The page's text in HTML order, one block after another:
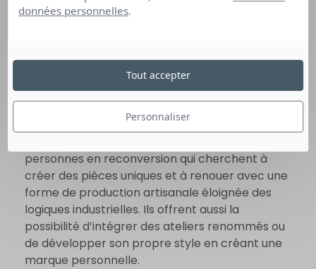
ou répare bagues, colliers, bracelets et autres
, quant à lui, travaille le cuir
pour créer des accessoires comme des sacs,
ceintures ou portefeuilles.
personnes en reconversion qui cherchent à
créer des pièces uniques et à renouer avec une
forme de production artisanale éloignée des
logiques industrielles. Ils offrent aussi la
possibilité d’intégrer des ateliers renommés ou
de développer son propre style en créant une
marque personnelle.
données personnelles.
Personnaliser
Tout accepter